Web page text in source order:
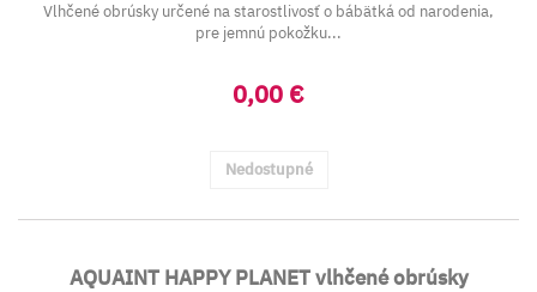
Vlhčené obrúsky určené na starostlivosť o bábätká od narodenia,
pre jemnú pokožku...
0,00 €
Nedostupné
AQUAINT HAPPY PLANET vlhčené obrúsky